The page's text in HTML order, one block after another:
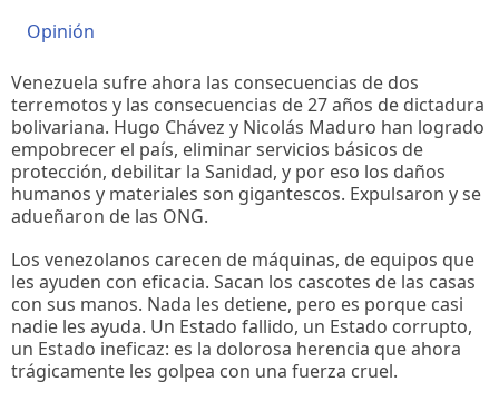
Opinión
Venezuela sufre ahora las consecuencias de dos
terremotos y las consecuencias de 27 años de dictadura
bolivariana. Hugo Chávez y Nicolás Maduro han logrado
empobrecer el país, eliminar servicios básicos de
protección, debilitar la Sanidad, y por eso los daños
humanos y materiales son gigantescos. Expulsaron y se
adueñaron de las ONG.
Los venezolanos carecen de máquinas, de equipos que
les ayuden con eficacia. Sacan los cascotes de las casas
con sus manos. Nada les detiene, pero es porque casi
nadie les ayuda. Un Estado fallido, un Estado corrupto,
un Estado ineficaz: es la dolorosa herencia que ahora
trágicamente les golpea con una fuerza cruel.